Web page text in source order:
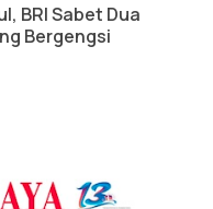
BRI Sabet Dua
Bergengsi